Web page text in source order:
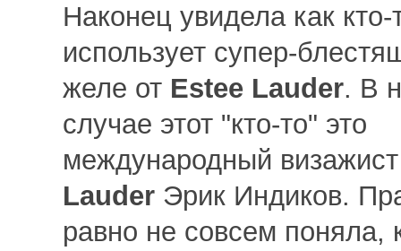
Наконец увидела как кто-
использует супер-
желе от Estee Lauder. В
случае этот "кто-то" это
международный
Lauder Эрик Индиков.
равно не совсем поняла,